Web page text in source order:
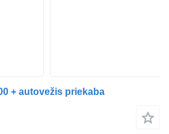
+ autovežis priekaba